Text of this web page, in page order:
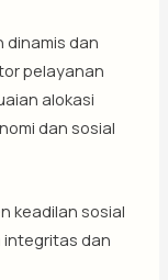
dinamis dan
pelayanan
alokasi
dan sosial
keadilan sosial
integritas dan